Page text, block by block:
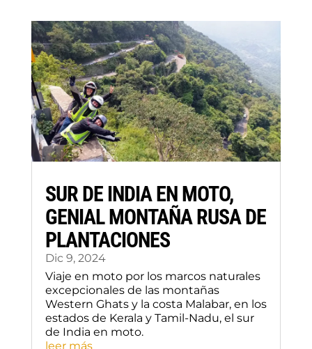
SUR DE INDIA EN MOTO,
GENIAL MONTAÑA RUSA DE
PLANTACIONES
Dic 9, 2024
Viaje en moto por los marcos naturales
excepcionales de las montañas
Western Ghats y la costa Malabar, en los
estados de Kerala y Tamil-Nadu, el sur
de India en moto.
leer más